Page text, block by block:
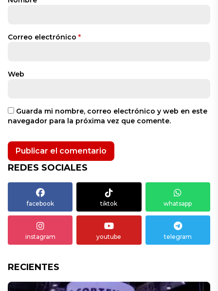
Correo electrónico *
Web
Guarda mi nombre, correo electrónico y web en este
navegador para la próxima vez que comente.
REDES SOCIALES
facebook tiktok whatsapp
instagram youtube telegram
RECIENTES